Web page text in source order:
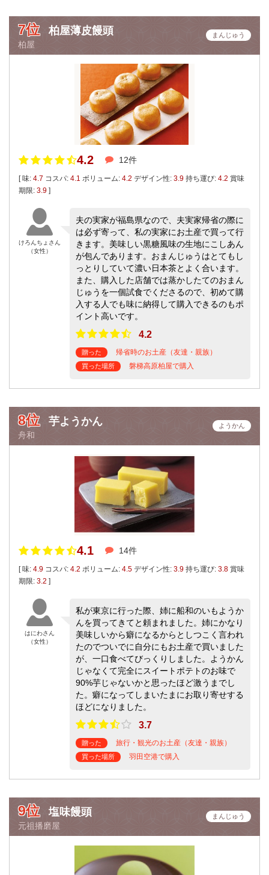
7位 柏屋薄皮饅頭
柏屋
まんじゅう
4.2 12件
[ 味: 4.7 コスパ: 4.1 ボリューム: 4.2 デザイン性: 3.9 持ち運び: 4.2 賞味
期限: 3.9 ]
けろんちょさん
（女性）
夫の実家が福島県なので、夫実家帰省の際に
は必ず寄って、私の実家にお土産で買って行
きます。美味しい黒糖風味の生地にこしあん
が包んであります。おまんじゅうはとてもし
っとりしていて濃い日本茶とよく合います。
また、購入した店舗では蒸かしたてのおまん
じゅうを一個試食でくださるので、初めて購
入する人でも味に納得して購入できるのもポ
イント高いです。
4.2
贈った 帰省時のお土産（友達・親族）
買った場所 磐梯高原柏屋で購入
8位 芋ようかん
舟和
ようかん
4.1 14件
[ 味: 4.9 コスパ: 4.2 ボリューム: 4.5 デザイン性: 3.9 持ち運び: 3.8 賞味
期限: 3.2 ]
はにわさん
（女性）
私が東京に行った際、姉に船和のいもようか
んを買ってきてと頼まれました。姉にかなり
美味しいから癖になるからとしつこく言われ
たのでついでに自分にもお土産で買いました
が、一口食べてびっくりしました。ようかん
じゃなくて完全にスイートポテトのお味で
90%芋じゃないかと思ったほど激うまでし
た。癖になってしまいたまにお取り寄せする
ほどになりました。
3.7
贈った 旅行・観光のお土産（友達・親族）
買った場所 羽田空港で購入
9位 塩味饅頭
元祖播磨屋
まんじゅう